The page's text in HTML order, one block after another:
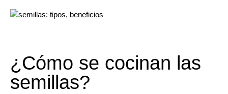
¿Cómo se cocinan las
semillas?